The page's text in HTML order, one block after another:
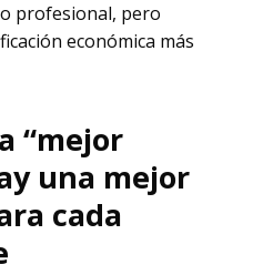
profesional, pero
económica más
“mejor
una mejor
cada